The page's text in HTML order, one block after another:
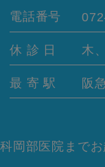
電話番号
休 診 日 木
最 寄 駅 阪
岡部医院まで